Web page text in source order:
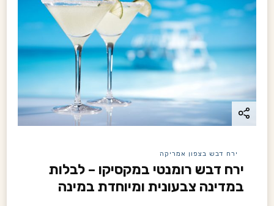
ירח דבש בצפון אמריקה
ירח דבש רומנטי במקסיקו – לבלות
במדינה צבעונית ומיוחדת במינה